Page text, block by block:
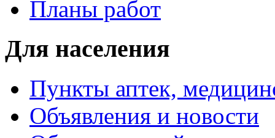
Планы работ
Для населения
Пункты аптек,
Объявления и новости